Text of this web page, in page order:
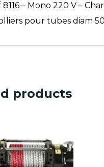
8116 – Mono 220 V –
pour tubes diam 50
products